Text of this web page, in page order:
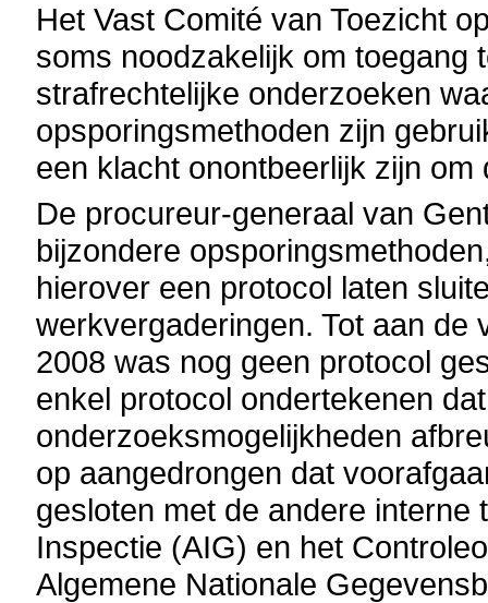
Het Vast Comité van Toezicht
soms noodzakelijk om toegang
strafrechtelijke onderzoeken
opsporingsmethoden zijn
een klacht onontbeerlijk zijn
De procureur-generaal van
bijzondere
hierover een protocol laten
werkvergaderingen. Tot aan de
2008 was nog geen protocol
enkel protocol ondertekenen
onderzoeksmogelijkheden
op aangedrongen dat
gesloten met de andere interne
Inspectie (AIG) en het
Algemene Nationale